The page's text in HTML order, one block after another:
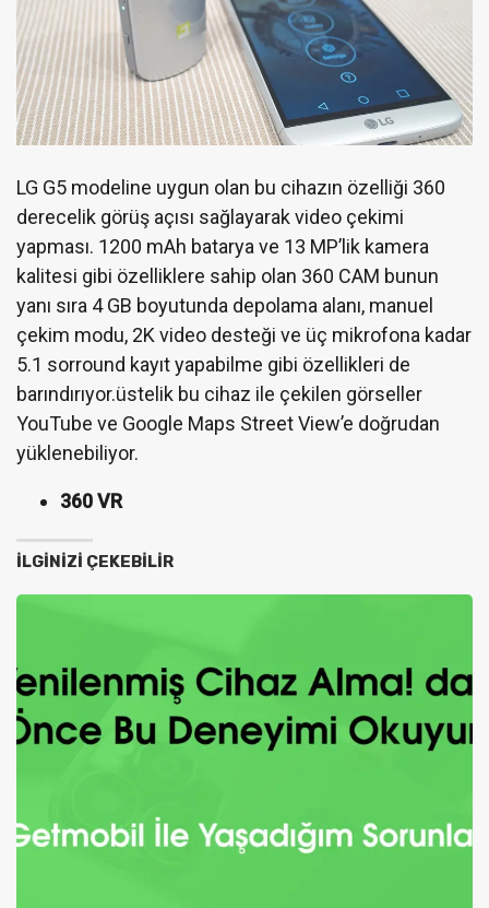
LG G5 modeline uygun olan bu cihazın özelliği 360
derecelik görüş açısı sağlayarak video çekimi
yapması. 1200 mAh batarya ve 13 MP’lik kamera
kalitesi gibi özelliklere sahip olan 360 CAM bunun
yanı sıra 4 GB boyutunda depolama alanı, manuel
çekim modu, 2K video desteği ve üç mikrofona kadar
5.1 sorround kayıt yapabilme gibi özellikleri de
barındırıyor.üstelik bu cihaz ile çekilen görseller
YouTube ve Google Maps Street View’e doğrudan
yüklenebiliyor.
360 VR
İLGINIZI ÇEKEBILIR